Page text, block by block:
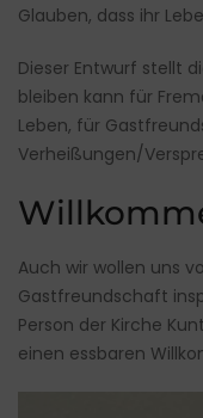
Glauben, dass ihr
Dieser Entwurf stellt
bleiben kann für
Leben, für
Verheißungen/
Auch wir wollen uns
Gastfreundschaft
Person der Kirche
einen essbaren